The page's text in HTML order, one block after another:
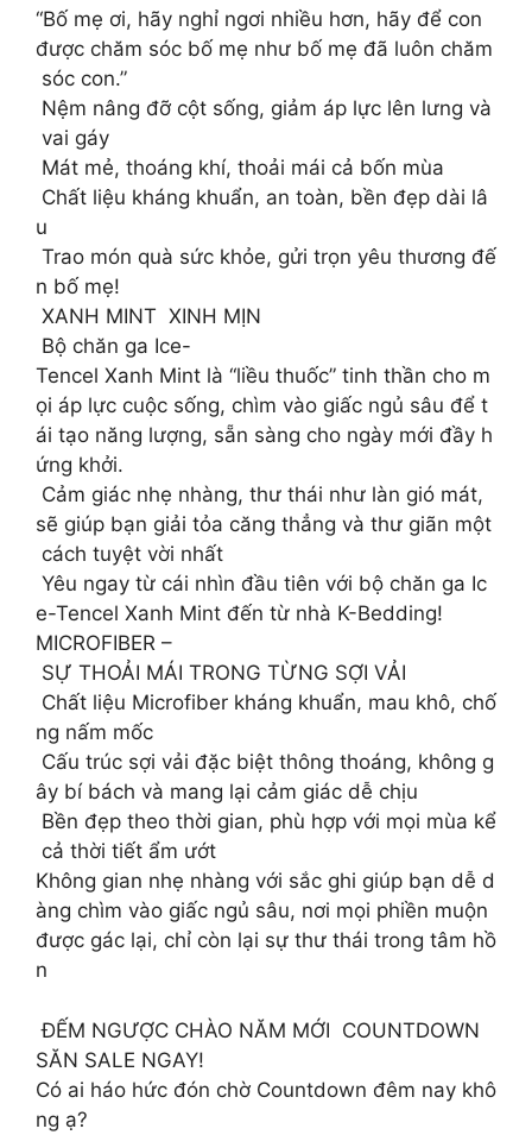
“Bố mẹ ơi, hãy nghỉ ngơi nhiều hơn, hãy để con
được chăm sóc bố mẹ như bố mẹ đã luôn chăm
sóc con.”
Nệm nâng đỡ cột sống, giảm áp lực lên lưng và
vai gáy
Mát mẻ, thoáng khí, thoải mái cả bốn mùa
Chất liệu kháng khuẩn, an toàn, bền đẹp dài lâ
u
Trao món quà sức khỏe, gửi trọn yêu thương đế
n bố mẹ!
XANH MINT XINH MỊN
Bộ chăn ga Ice-
Tencel Xanh Mint là “liều thuốc” tinh thần cho m
ọi áp lực cuộc sống, chìm vào giấc ngủ sâu để t
ái tạo năng lượng, sẵn sàng cho ngày mới đầy h
ứng khởi.
Cảm giác nhẹ nhàng, thư thái như làn gió mát,
sẽ giúp bạn giải tỏa căng thẳng và thư giãn một
cách tuyệt vời nhất
Yêu ngay từ cái nhìn đầu tiên với bộ chăn ga Ic
e-Tencel Xanh Mint đến từ nhà K-Bedding!
MICROFIBER –
SỰ THOẢI MÁI TRONG TỪNG SỢI VẢI
️ Chất liệu Microfiber kháng khuẩn, mau khô, chố
ng nấm mốc
Cấu trúc sợi vải đặc biệt thông thoáng, không g
ây bí bách và mang lại cảm giác dễ chịu
️ Bền đẹp theo thời gian, phù hợp với mọi mùa kể
cả thời tiết ẩm ướt
Không gian nhẹ nhàng với sắc ghi giúp bạn dễ d
àng chìm vào giấc ngủ sâu, nơi mọi phiền muộn
được gác lại, chỉ còn lại sự thư thái trong tâm hồ
n
ĐẾM NGƯỢC CHÀO NĂM MỚI COUNTDOWN
SĂN SALE NGAY!
Có ai háo hức đón chờ Countdown đêm nay khô
ng ạ?